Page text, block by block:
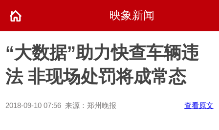
映象新闻
“大数据”助力快查车辆违
法 非现场处罚将成常态
2018-09-10 07:56 来源：郑州晚报 查看原文